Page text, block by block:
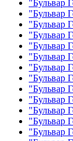
"Бульвар
"Бульвар
"Бульвар
"Бульвар
"Бульвар
"Бульвар
"Бульвар
"Бульвар
"Бульвар
"Бульвар
"Бульвар
"Бульвар
"Бульвар